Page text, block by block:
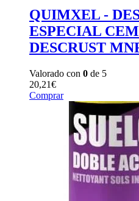
QUIMXEL -
ESPECIAL
DESCRUST
Valorado con 0 de 5
20,21€
Comprar